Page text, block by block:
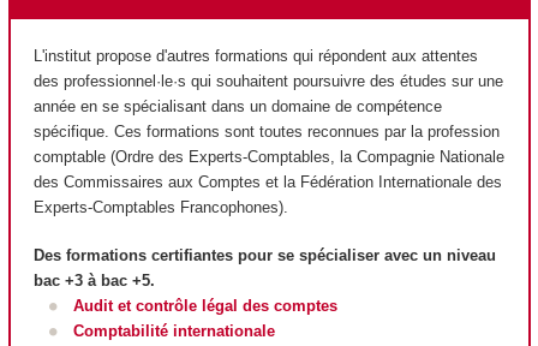
L'institut propose d'autres formations qui répondent aux attentes
des professionnel·le·s qui souhaitent poursuivre des études sur une
année en se spécialisant dans un domaine de compétence
spécifique. Ces formations sont toutes reconnues par la profession
comptable (Ordre des Experts-Comptables, la Compagnie Nationale
des Commissaires aux Comptes et la Fédération Internationale des
Experts-Comptables Francophones).
Des formations certifiantes pour se spécialiser avec un niveau
bac +3 à bac +5.
Audit et contrôle légal des comptes
Comptabilité internationale